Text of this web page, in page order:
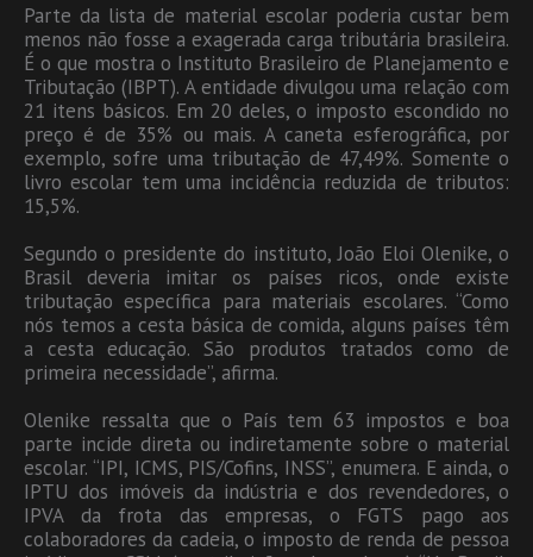
Parte da lista de material escolar poderia custar bem
menos não fosse a exagerada carga tributária brasileira.
É o que mostra o Instituto Brasileiro de Planejamento e
Tributação (IBPT). A entidade divulgou uma relação com
21 itens básicos. Em 20 deles, o imposto escondido no
preço é de 35% ou mais. A caneta esferográfica, por
exemplo, sofre uma tributação de 47,49%. Somente o
livro escolar tem uma incidência reduzida de tributos:
15,5%.
Segundo o presidente do instituto, João Eloi Olenike, o
Brasil deveria imitar os países ricos, onde existe
tributação específica para materiais escolares. “Como
nós temos a cesta básica de comida, alguns países têm
a cesta educação. São produtos tratados como de
primeira necessidade”, afirma.
Olenike ressalta que o País tem 63 impostos e boa
parte incide direta ou indiretamente sobre o material
escolar. “IPI, ICMS, PIS/Cofins, INSS”, enumera. E ainda, o
IPTU dos imóveis da indústria e dos revendedores, o
IPVA da frota das empresas, o FGTS pago aos
colaboradores da cadeia, o imposto de renda de pessoa